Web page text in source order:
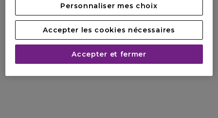
Personnaliser mes choix
Accepter les cookies nécessaires
Accepter et fermer